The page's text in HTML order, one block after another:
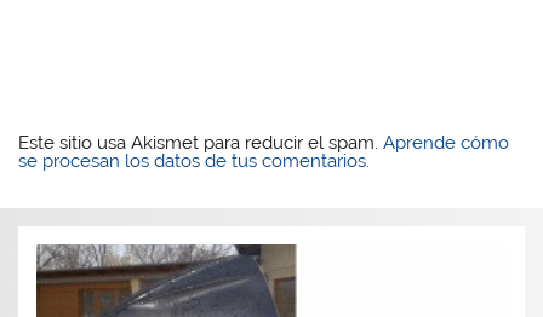
Este sitio usa Akismet para reducir el spam.Aprende cómo
se procesan los datos de tus comentarios.